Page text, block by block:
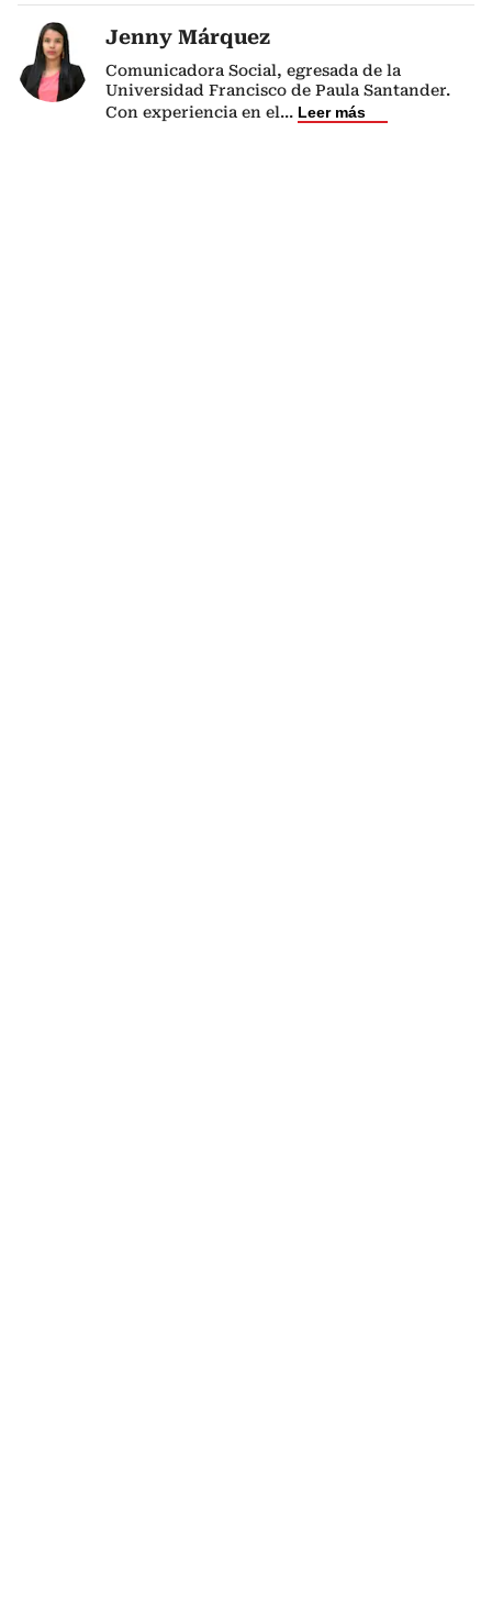
Jenny Márquez
Comunicadora Social, egresada de la
Universidad Francisco de Paula Santander.
Con experiencia en el... Leer más